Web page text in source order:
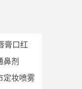
膏口红
鼻剂
定妆喷雾